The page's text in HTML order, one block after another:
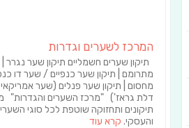
המרכז לשערים וגדרות
תיקון שערים חשמליים תיקון שער נגרר
מתרומם | תיקון שער כנפיים / שער דו
מחסום | תיקון שער פנלים (שער
דלת גראז') "מרכז השערים והגדרות"
תיקונים ותחזוקה שוטפת לכל סוגי
והעסקי. קרא עוד